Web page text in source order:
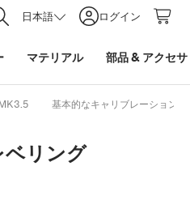
日本語 ログイン
マテリアル 部品& アクセ
基本的なキャリブレーション
ベリング